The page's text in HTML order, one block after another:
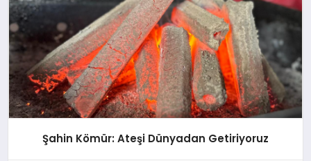
Şahin Kömür: Ateşi Dünyadan Getiriyoruz